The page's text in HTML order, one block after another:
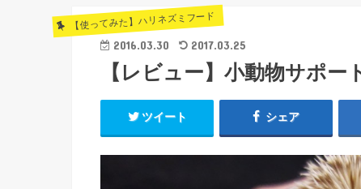
【使ってみた】ハリネズミフード
2016.03.30 2017.03.25
【レビュー】小動物サポ
ツイート シェア